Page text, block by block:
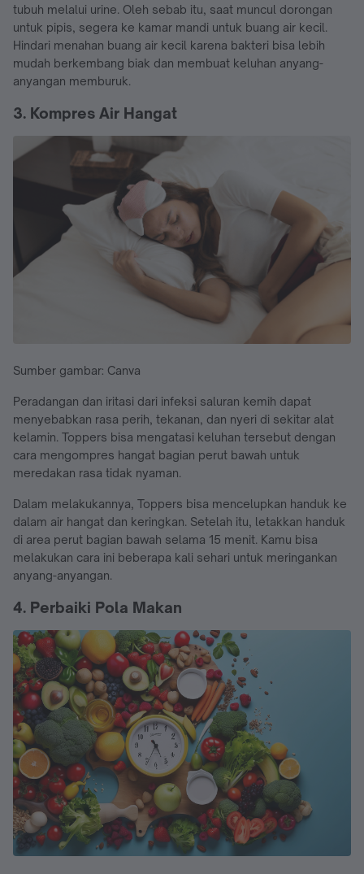
tubuh melalui urine. Oleh sebab itu, saat muncul dorongan
untuk pipis, segera ke kamar mandi untuk buang air kecil.
Hindari menahan buang air kecil karena bakteri bisa lebih
mudah berkembang biak dan membuat keluhan anyang-
anyangan memburuk.
3. Kompres Air Hangat
Sumber gambar: Canva
Peradangan dan iritasi dari infeksi saluran kemih dapat
menyebabkan rasa perih, tekanan, dan nyeri di sekitar alat
kelamin. Toppers bisa mengatasi keluhan tersebut dengan
cara mengompres hangat bagian perut bawah untuk
meredakan rasa tidak nyaman.
Dalam melakukannya, Toppers bisa mencelupkan handuk ke
dalam air hangat dan keringkan. Setelah itu, letakkan handuk
di area perut bagian bawah selama 15 menit. Kamu bisa
melakukan cara ini beberapa kali sehari untuk meringankan
anyang-anyangan.
4. Perbaiki Pola Makan